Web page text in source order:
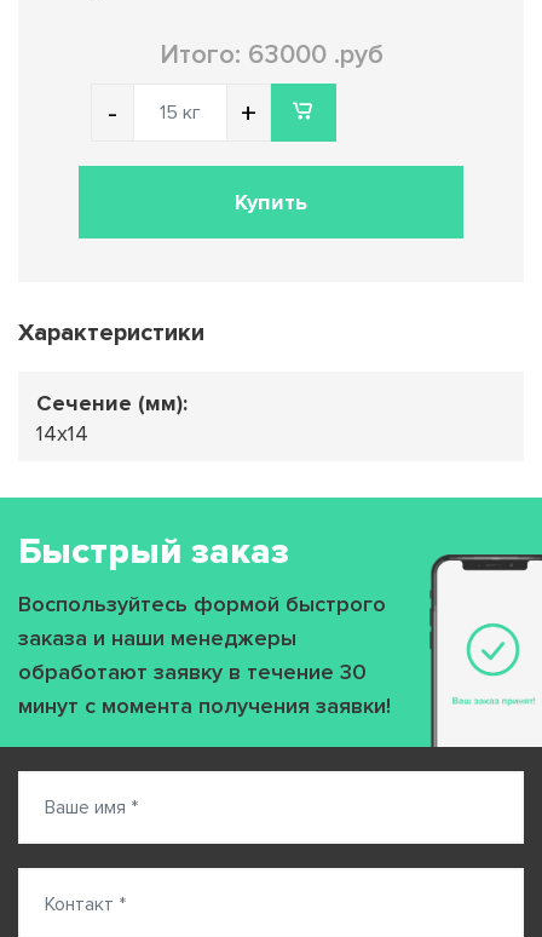
Итого: 63000 .руб
Уменьшить
- Увеличить
+
Купить
Характеристики
Сечение (мм):
14х14
Быстрый заказ
Воспользуйтесь формой быстрого
заказа и наши менеджеры
обработают заявку в течение 30
минут с момента получения заявки!